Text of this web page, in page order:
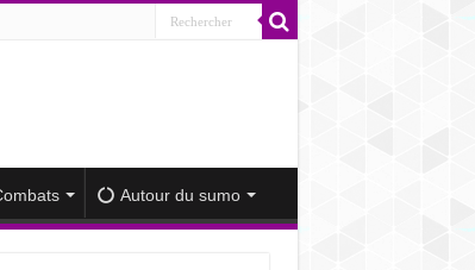
Autour du sumo